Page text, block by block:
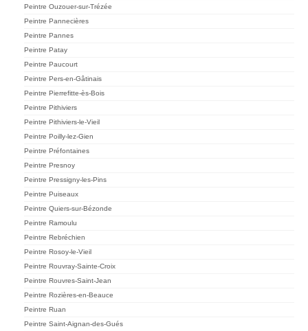
Peintre Ouzouer-sur-Trézée
Peintre Pannecières
Peintre Pannes
Peintre Patay
Peintre Paucourt
Peintre Pers-en-Gâtinais
Peintre Pierrefitte-ès-Bois
Peintre Pithiviers
Peintre Pithiviers-le-Vieil
Peintre Poilly-lez-Gien
Peintre Préfontaines
Peintre Presnoy
Peintre Pressigny-les-Pins
Peintre Puiseaux
Peintre Quiers-sur-Bézonde
Peintre Ramoulu
Peintre Rebréchien
Peintre Rosoy-le-Vieil
Peintre Rouvray-Sainte-Croix
Peintre Rouvres-Saint-Jean
Peintre Rozières-en-Beauce
Peintre Ruan
Peintre Saint-Aignan-des-Gués